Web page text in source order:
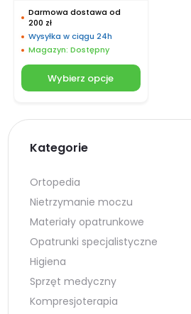
Darmowa dostawa od
200 zł
Wysyłka w ciągu 24h
Magazyn: Dostępny
Wybierz opcje
Kategorie
Ortopedia
Nietrzymanie moczu
Materiały opatrunkowe
Opatrunki specjalistyczne
Higiena
Sprzęt medyczny
Kompresjoterapia